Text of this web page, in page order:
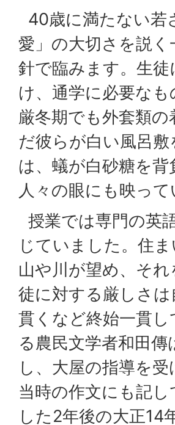
40歳に満たない若
愛」の大切さを説
針で臨みます。生
け、通学に必要な
厳冬期でも外套類
だ彼らが白い風呂
は、蟻が白砂糖を
人々の眼にも映っ
授業では専門の英
じていました。住
山や川が望め、そ
徒に対する厳しさ
貫くなど終始一貫
る農民文学者和田
し、大屋の指導を
当時の作文にも記
した2年後の大正14